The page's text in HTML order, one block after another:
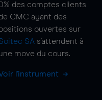
des comptes clients
CMC ayant des
ouvertes sur
SA s'attendent à
move du cours.
l'instrument